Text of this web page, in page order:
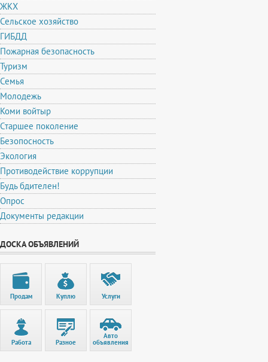
ЖКХ
Сельское хозяйство
ГИБДД
Пожарная безопасность
Туризм
Семья
Молодежь
Коми войтыр
Старшее поколение
Безопосность
Экология
Противодействие коррупции
Будь бдителен!
Опрос
Документы редакции
ДОСКА ОБЪЯВЛЕНИЙ
Продам Куплю Услуги
Работа Разное
Авто
объявления